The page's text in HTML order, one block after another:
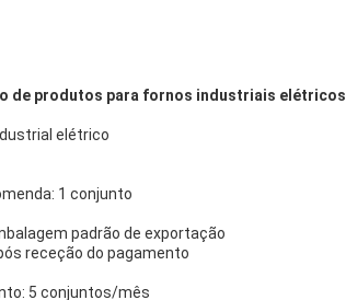
de produtos para fornos industriais elétricos
elétrico
1 conjunto
padrão de exportação
receção do pagamento
5 conjuntos/mês